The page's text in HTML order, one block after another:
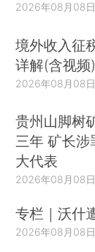
2026年08月08日
境外收入征
详解(含视频)
2026年08月08日
贵州山脚树
三年 矿长涉
大代表
2026年08月08日
专栏｜沃什
2026年08月08日